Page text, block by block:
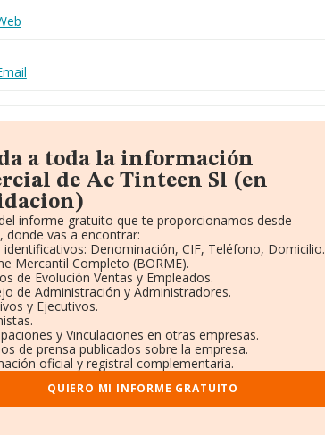
a toda la información
de Ac Tinteen Sl (en
informe gratuito que te proporcionamos desde
donde vas a encontrar:
identificativos: Denominación, CIF, Teléfono, Domicilio.
Mercantil Completo (BORME).
de Evolución Ventas y Empleados.
de Administración y Administradores.
y Ejecutivos.
y Vinculaciones en otras empresas.
de prensa publicados sobre la empresa.
oficial y registral complementaria.
QUIERO MI INFORME GRATUITO